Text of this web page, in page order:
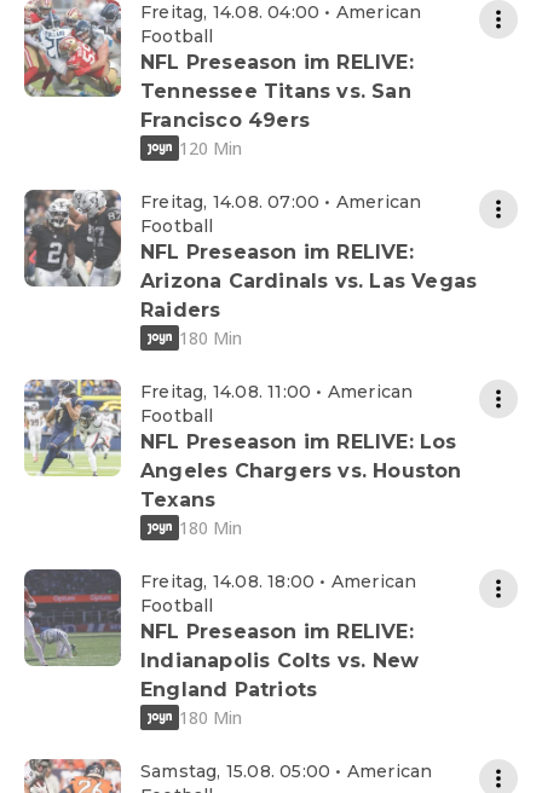
Freitag, 14.08. 04:00 • American
Football
NFL Preseason im RELIVE:
Tennessee Titans vs. San
Francisco 49ers
120 Min
Freitag, 14.08. 07:00 • American
Football
NFL Preseason im RELIVE:
Arizona Cardinals vs. Las Vegas
Raiders
180 Min
Freitag, 14.08. 11:00 • American
Football
NFL Preseason im RELIVE: Los
Angeles Chargers vs. Houston
Texans
180 Min
Freitag, 14.08. 18:00 • American
Football
NFL Preseason im RELIVE:
Indianapolis Colts vs. New
England Patriots
180 Min
Samstag, 15.08. 05:00 • American